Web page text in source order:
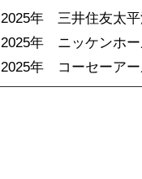
2025年 三井住友太
2025年 ニッケンホ
2025年 コーセーア